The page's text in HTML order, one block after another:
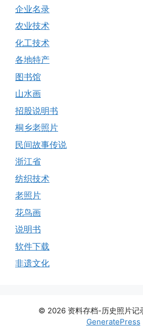
企业名录
农业技术
化工技术
各地特产
图书馆
山水画
招股说明书
桐乡老照片
民间故事传说
浙江省
纺织技术
老照片
花鸟画
说明书
软件下载
非遗文化
© 2026 资料存档-历史照片记
GeneratePress